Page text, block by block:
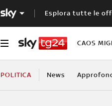
Esplora tutte le
CAOS
POLITICA News